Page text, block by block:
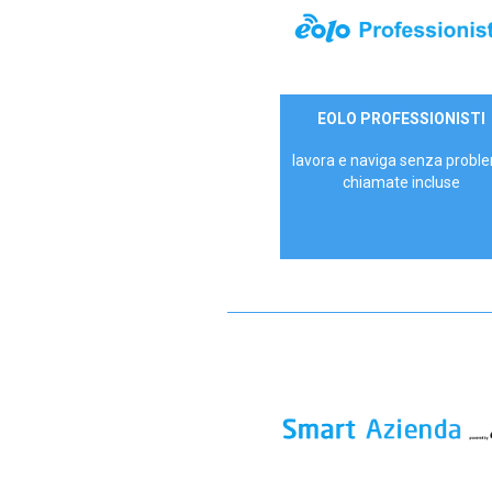
35,00 €/mese
EOLO PROFESSIONISTI
lavora e naviga senza
chiamate incluse